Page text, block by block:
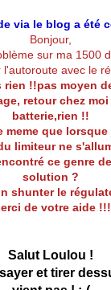
via le blog a été
Bonjour,
sur ma 1500
avec le
!!pas moyen
retour chez
batterie,rien !!
que
limiteur ne
ce genre
solution ?
shunter le
de votre aide !!!
Salut Loulou !
et tirer